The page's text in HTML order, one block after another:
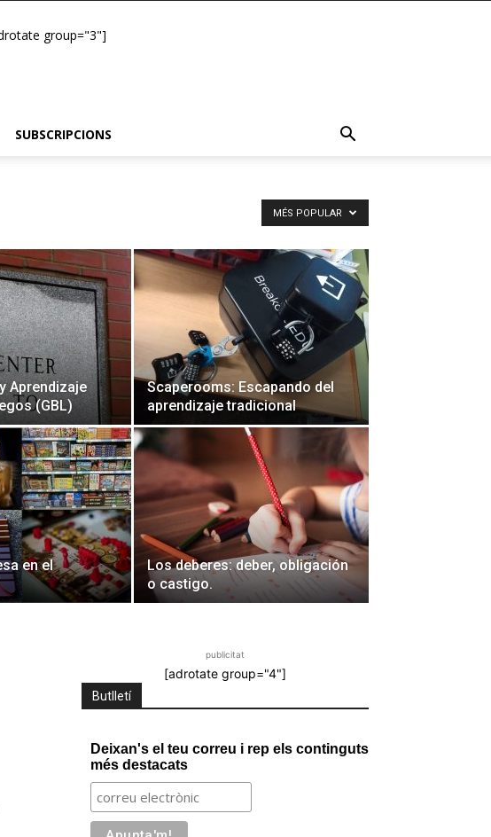
group="3"]
SUBSCRIPCIONS
MÉS POPULAR
Aprendizaje
(GBL)
Scaperooms: Escapando del
aprendizaje tradicional
en el
Los deberes: deber, obligación
o castigo.
publicitat
[adrotate group="4"]
Butlletí
Deixan's el teu correu i rep els continguts
més destacats